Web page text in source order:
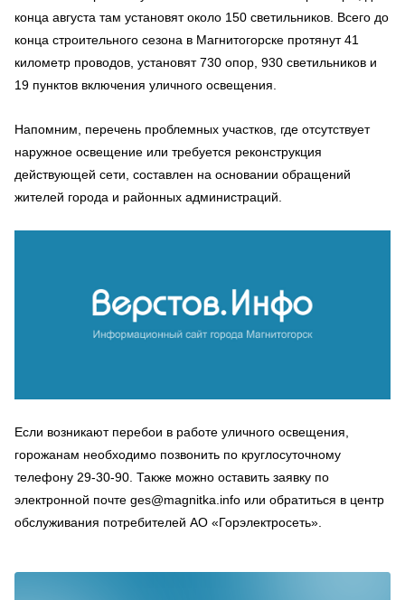
конца августа там установят около 150 светильников. Всего до
конца строительного сезона в Магнитогорске протянут 41
километр проводов, установят 730 опор, 930 светильников и
19 пунктов включения уличного освещения.
Напомним, перечень проблемных участков, где отсутствует
наружное освещение или требуется реконструкция
действующей сети, составлен на основании обращений
жителей города и районных администраций.
Если возникают перебои в работе уличного освещения,
горожанам необходимо позвонить по круглосуточному
телефону 29-30-90. Также можно оставить заявку по
электронной почте ges@magnitka.info или обратиться в центр
обслуживания потребителей АО «Горэлектросеть».